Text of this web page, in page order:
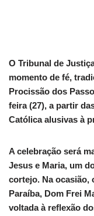
O Tribunal de
momento de fé,
Procissão dos
feira (27), a partir
Católica alusivas à
A celebração será
Jesus e Maria, um
cortejo. Na ocasião,
Paraíba, Dom Frei
voltada à reflexão